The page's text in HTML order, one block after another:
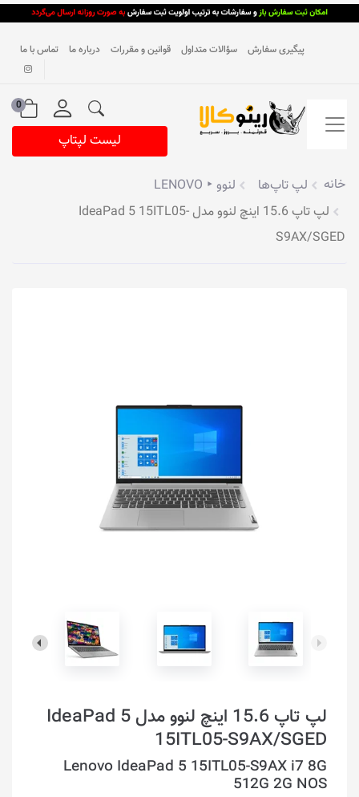
پیگیری سفارش سؤالات متداول قوانین و مقررات درباره ما تماس با ما
0
لیست لپتاپ
خانه لپ تاپ‌ها
لنوو ‣ LENOVO
لپ تاپ 15.6 اینچ لنوو مدل IdeaPad 5 15ITL05-
S9AX/SGED
لپ تاپ 15.6 اینچ لنوو مدل IdeaPad 5
15ITL05-S9AX/SGED
Lenovo IdeaPad 5 15ITL05-S9AX i7 8G
512G 2G NOS